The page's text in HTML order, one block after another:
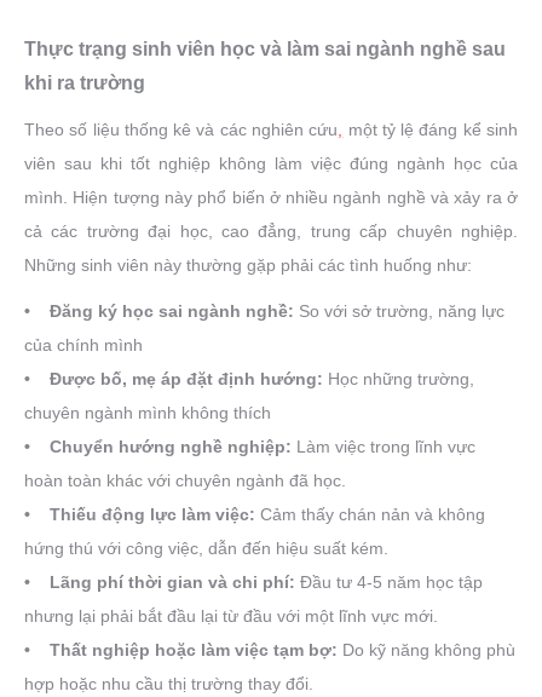
Thực trạng sinh viên học và làm sai ngành nghề sau
khi ra trường
Theo số liệu thống kê và các nghiên cứu
một tỷ lệ đáng kể sinh
viên sau khi tốt nghiệp không làm việc đúng ngành học của
mình. Hiện tượng này phổ biến ở nhiều ngành nghề và xảy ra ở
cả các trường đại học, cao đẳng, trung cấp chuyên nghiệp.
Những sinh viên này thường gặp phải các tình huống như:
• Đăng ký học sai ngành nghề: So với sở trường, năng lực
của chính mình
• Được bố, mẹ áp đặt định hướng: Học những trường,
chuyên ngành mình không thích
• Chuyển hướng nghề nghiệp: Làm việc trong lĩnh vực
hoàn toàn khác với chuyên ngành đã học.
• Thiếu động lực làm việc: Cảm thấy chán nản và không
hứng thú với công việc, dẫn đến hiệu suất kém.
• Lãng phí thời gian và chi phí: Đầu tư 4-5 năm học tập
nhưng lại phải bắt đầu lại từ đầu với một lĩnh vực mới.
• Thất nghiệp hoặc làm việc tạm bợ: Do kỹ năng không phù
hợp hoặc nhu cầu thị trường thay đổi.